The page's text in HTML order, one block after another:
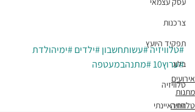
צרכנות
תפקיד היועץ
בלוג
טלוויזיה
התראיינתי
#טלוויזיה#עשותחשבון#ילדים#ימיהולדת
#ערוץ10
#מתנהבמעטפה
אירועים
מתנות
טלוויזיה